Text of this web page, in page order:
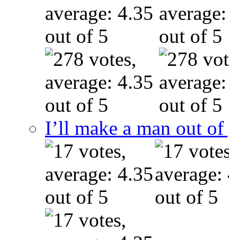
I’ll make a man out